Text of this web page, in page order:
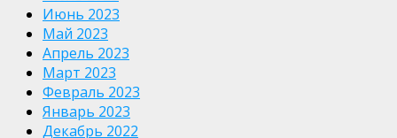
Июнь 2023
Май 2023
Апрель 2023
Март 2023
Февраль 2023
Январь 2023
Декабрь 2022